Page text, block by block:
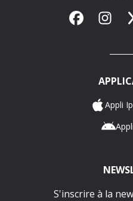
Facebook
X
Appli
S'inscrire à la